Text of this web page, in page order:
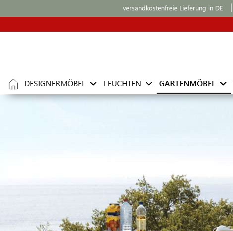
versandkostenfreie Lieferung in DE
DESIGNERMÖBEL LEUCHTEN GARTENMÖBEL